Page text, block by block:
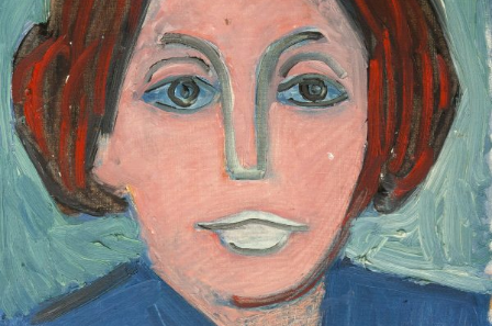
Presa
Publicații